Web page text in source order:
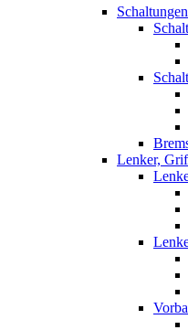
Schaltungen
Lenker,